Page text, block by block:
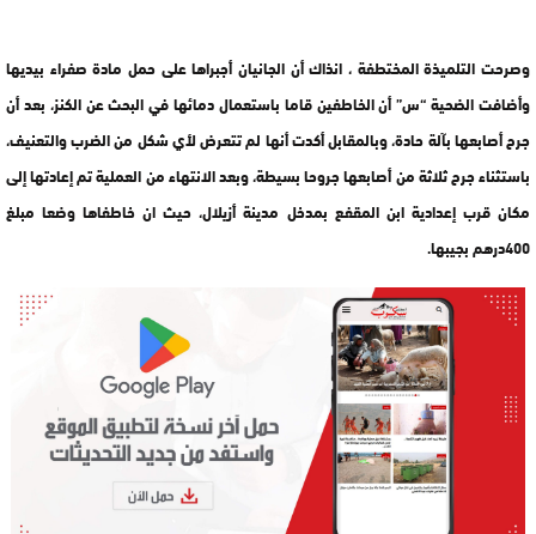
وصرحت التلميذة المختطفة ، انذاك أن الجانيان أجبراها على حمل مادة صفراء بيديها
وأضافت الضحية “س” أن الخاطفين قاما باستعمال دمائها في البحث عن الكنز، بعد أن
جرح أصابعها بآلة حادة، وبالمقابل أكدت أنها لم تتعرض لأي شكل من الضرب والتعنيف،
باستثناء جرح ثلاثة من أصابعها جروحا بسيطة، وبعد الانتهاء من العملية تم إعادتها إلى
مكان قرب إعدادية ابن المقفع بمدخل مدينة أزيلال، حيث ان خاطفاها وضعا مبلغ
400درهم بجيبها.